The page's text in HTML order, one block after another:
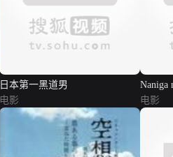
日本第一黑道男
电影
Naniga
电影